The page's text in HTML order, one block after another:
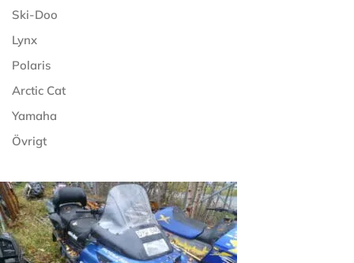
Ski-Doo
Lynx
Polaris
Arctic Cat
Yamaha
Övrigt